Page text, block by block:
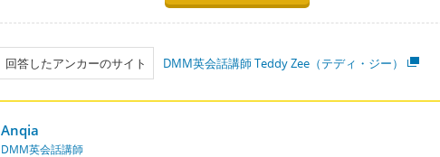
回答したアンカーのサイト DMM英会話講師 Teddy Zee（テディ・ジー）
Anqia
DMM英会話講師